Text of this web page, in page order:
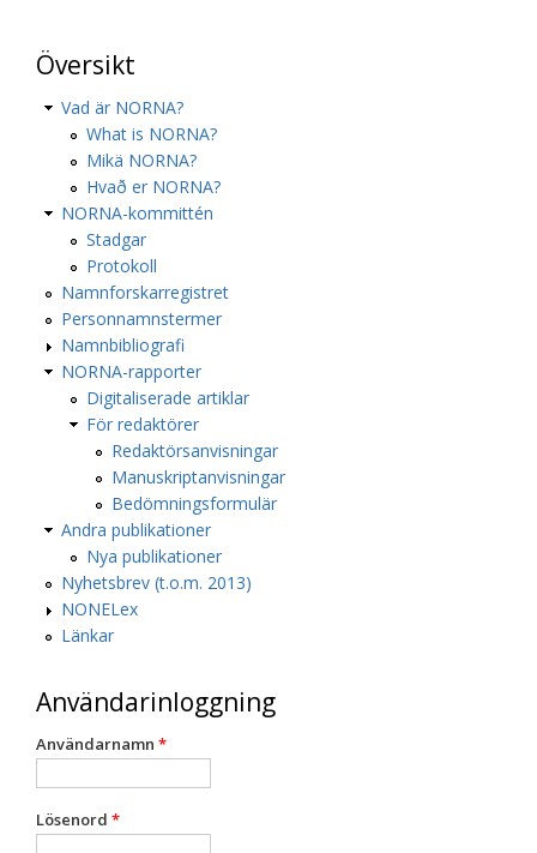
Översikt
Vad är NORNA?
What is NORNA?
Mikä NORNA?
Hvað er NORNA?
NORNA-kommittén
Stadgar
Protokoll
Namnforskarregistret
Personnamnstermer
Namnbibliografi
NORNA-rapporter
Digitaliserade artiklar
För redaktörer
Redaktörsanvisningar
Manuskriptanvisningar
Bedömningsformulär
Andra publikationer
Nya publikationer
Nyhetsbrev (t.o.m. 2013)
NONELex
Länkar
Användarinloggning
Användarnamn *
Lösenord *